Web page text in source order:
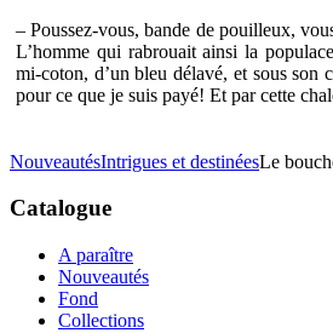
– Poussez‑vous, bande de pouilleux,
L’homme qui rabrouait ainsi la
mi‑coton, d’un bleu délavé, et sous
pour ce que je suis payé! Et par cette
NouveautésIntrigues et destinéesLe
Catalogue
A paraître
Nouveautés
Fond
Collections